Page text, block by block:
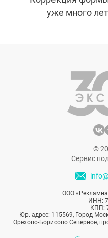
уже много
назад быстро
инновационных
не все
вопросы о
маммопластики мы
хирургу,
Ковынцеву
©
Сервис
ООО
ИНН:
КПП:
Юр. адрес: 115569, Город
Орехово-Борисово Северное,